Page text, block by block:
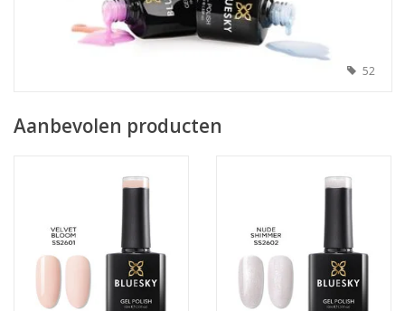
52
Aanbevolen producten